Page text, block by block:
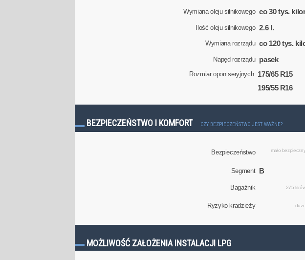
Wymiana oleju silnikowego co 30 tys.
Ilość oleju silnikowego 2.6 l.
Wymiana rozrządu co 120 tys.
Napęd rozrządu pasek
Rozmiar opon seryjnych 175/65 R15
195/55 R16
BEZPIECZEŃSTWO I KOMFORT CZY BEZPIECZEŃSTWO JEST WAŻNE?
Bezpieczeństwo mało
Segment B
Bagażnik 275
Ryzyko kradzieży duże
MOŻLIWOŚĆ ZAŁOŻENIA INSTALACJI LPG